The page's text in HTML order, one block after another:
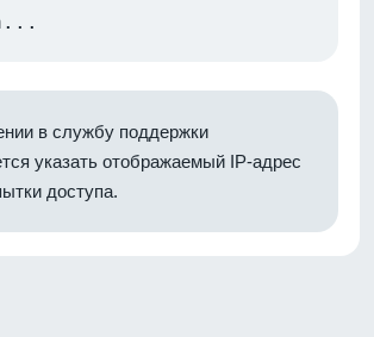
в службу поддержки
указать отображаемый IP-адрес
доступа.